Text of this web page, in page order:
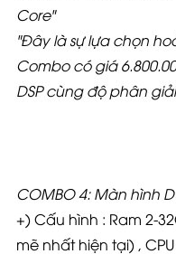
Core"
"Đây là sự lựa chọn
Combo có giá
DSP cùng độ phân
COMBO 4: Màn hình
+) Cấu hình : Ram 2-
mẽ nhất hiện tại) ,